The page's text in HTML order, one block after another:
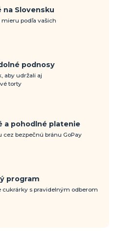
na Slovensku
mieru podľa vašich
podnosy
aby udržali aj
torty
a pohodlné platenie
cez bezpečnú bránu GoPay
program
cukrárky s pravidelným odberom